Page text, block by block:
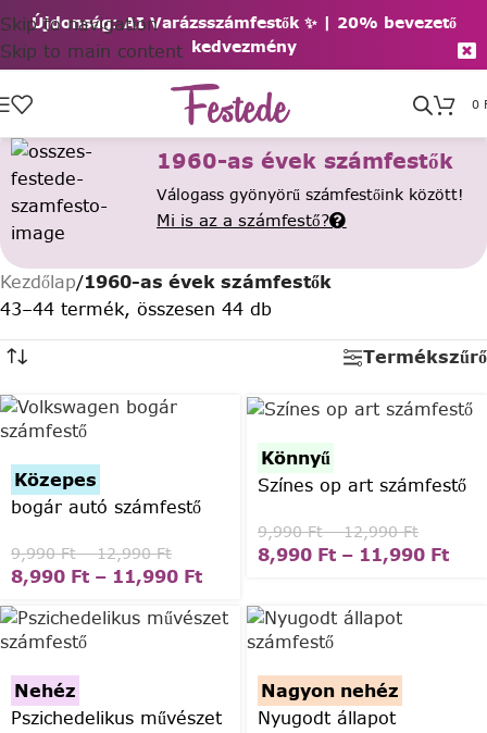
Újdonság: AI Varázsszámfestők ✨ | 20% bevezető
kedvezmény
Skip to navigation
Skip to main content
0
1960-as évek számfestők
Válogass gyönyörű számfestőink között!
Mi is az a számfestő?
Kezdőlap/1960-as évek számfestők
43–44 termék, összesen 44 db
Termékszűrő
Közepes
bogár autó számfestő
9,990Ft – 12,990Ft
8,990 Ft – 11,990 Ft
Könnyű
Színes op art számfestő
9,990Ft – 12,990Ft
8,990 Ft – 11,990 Ft
Nehéz
Pszichedelikus művészet
Nagyon nehéz
Nyugodt állapot